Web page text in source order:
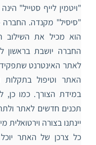
"ויטמין לייף סטייל"
"סיסיל" מקנדה. החברה
הוא מכיל את השילוב
החברה יושבת בראשון
לאתר האינטרנט
האתר וטיפול בתקלות
במידת הצורך. כמו כן,
תכנים חדשים לאתר
יינתנו בצורה וירטואלית
כל צרכן של האתר